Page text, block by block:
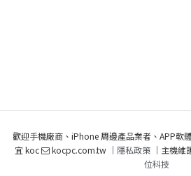
歡迎手機廠商、iPhone 周邊產品業者、APP軟
宜 koc
kocpc.com.tw ｜ 隱私政策｜主機維
位科技